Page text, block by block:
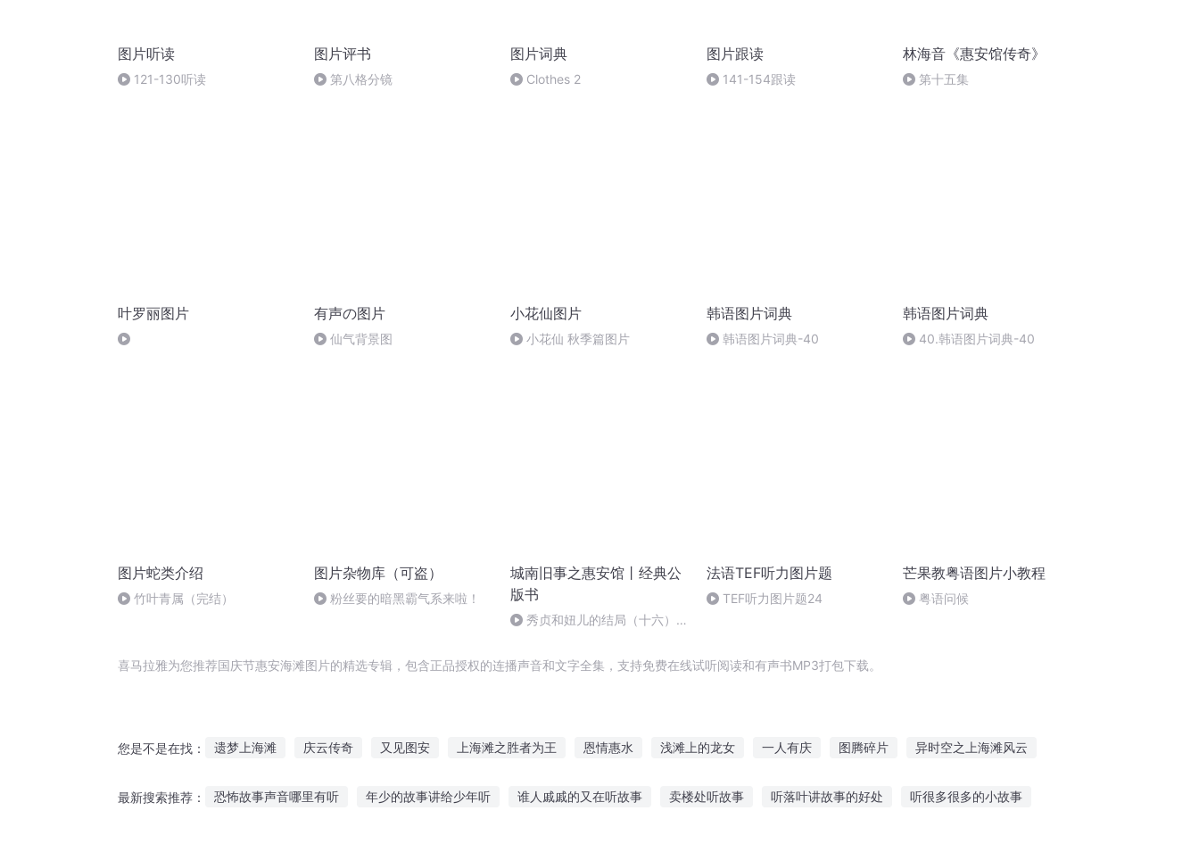
图片听读
121-130听读
图片评书
第八格分镜
图片词典
Clothes 2
图片跟读
141-154跟读
林海音《惠安馆传奇》
第十五集
叶罗丽图片 有声の图片
仙气背景图
小花仙图片
小花仙 秋季篇图片
韩语图片词典
韩语图片词典-40
韩语图片词典
40.韩语图片词典-40
图片蛇类介绍
竹叶青属（完结）
图片杂物库（可盗）
粉丝要的暗黑霸气系来啦！
城南旧事之惠安馆丨经典公
版书
秀贞和妞儿的结局（十六）大
法语TEF听力图片题
TEF听力图片题24
芒果教粤语图片小教程
粤语问候
喜马拉雅为您推荐国庆节惠安海滩图片的精选专辑，包含正品授权的连播声音和文字全集，支持免费在线试听阅读和有声书MP3打包下载。
您是不是在找： 遗梦上海滩 庆云传奇 又见图安 上海滩之胜者为王 恩情惠水 浅滩上的龙女 一人有庆 图腾碎片 异时空之上海滩风云
最新搜索推荐： 恐怖故事声音哪里有听 年少的故事讲给少年听 谁人戚戚的又在听故事 卖楼处听故事 听落叶讲故事的好处 听很多很多的小故事